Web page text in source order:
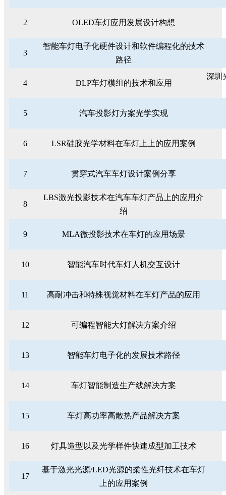
2 OLED车灯应用发展设计构想
3
智能车灯电子化硬件设计和软件编程化的技术
路径
4 DLP车灯模组的技术和应用
深圳
5 汽车投影灯方案光学实现
6 LSR硅胶光学材料在车灯上上的应用案例
7 贯穿式汽车车灯设计案例分享
8
LBS激光投影技术在汽车车灯产品上的应用介
绍
9 MLA微投影技术在车灯的应用场景
10 智能汽车时代车灯人机交互设计
11 高耐冲击和特殊视觉材料在车灯产品的应用
12 可编程智能大灯解决方案介绍
13 智能车灯电子化的发展技术路径
14 车灯智能制造生产线解决方案
15 车灯高功率高散热产品解决方案
16 灯具造型以及光学样件快速成型加工技术
17
基于激光光源/LED光源的柔性光纤技术在车灯
上的应用案例